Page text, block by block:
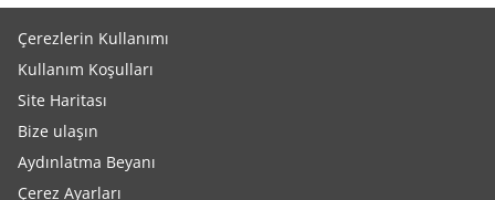
Çerezlerin Kullanımı
Kullanım Koşulları
Site Haritası
Bize ulaşın
Aydınlatma Beyanı
Çerez Ayarları